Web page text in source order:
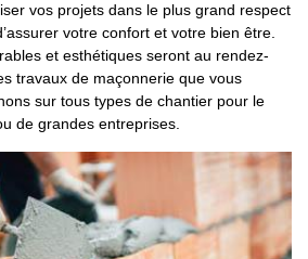
vos projets dans le plus grand respect
votre confort et votre bien être.
et esthétiques seront au rendez-
travaux de maçonnerie que vous
sur tous types de chantier pour le
de grandes entreprises.